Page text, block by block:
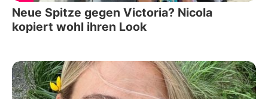
Neue Spitze gegen Victoria? Nicola
kopiert wohl ihren Look